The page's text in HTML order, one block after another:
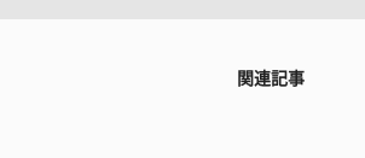
関連記事